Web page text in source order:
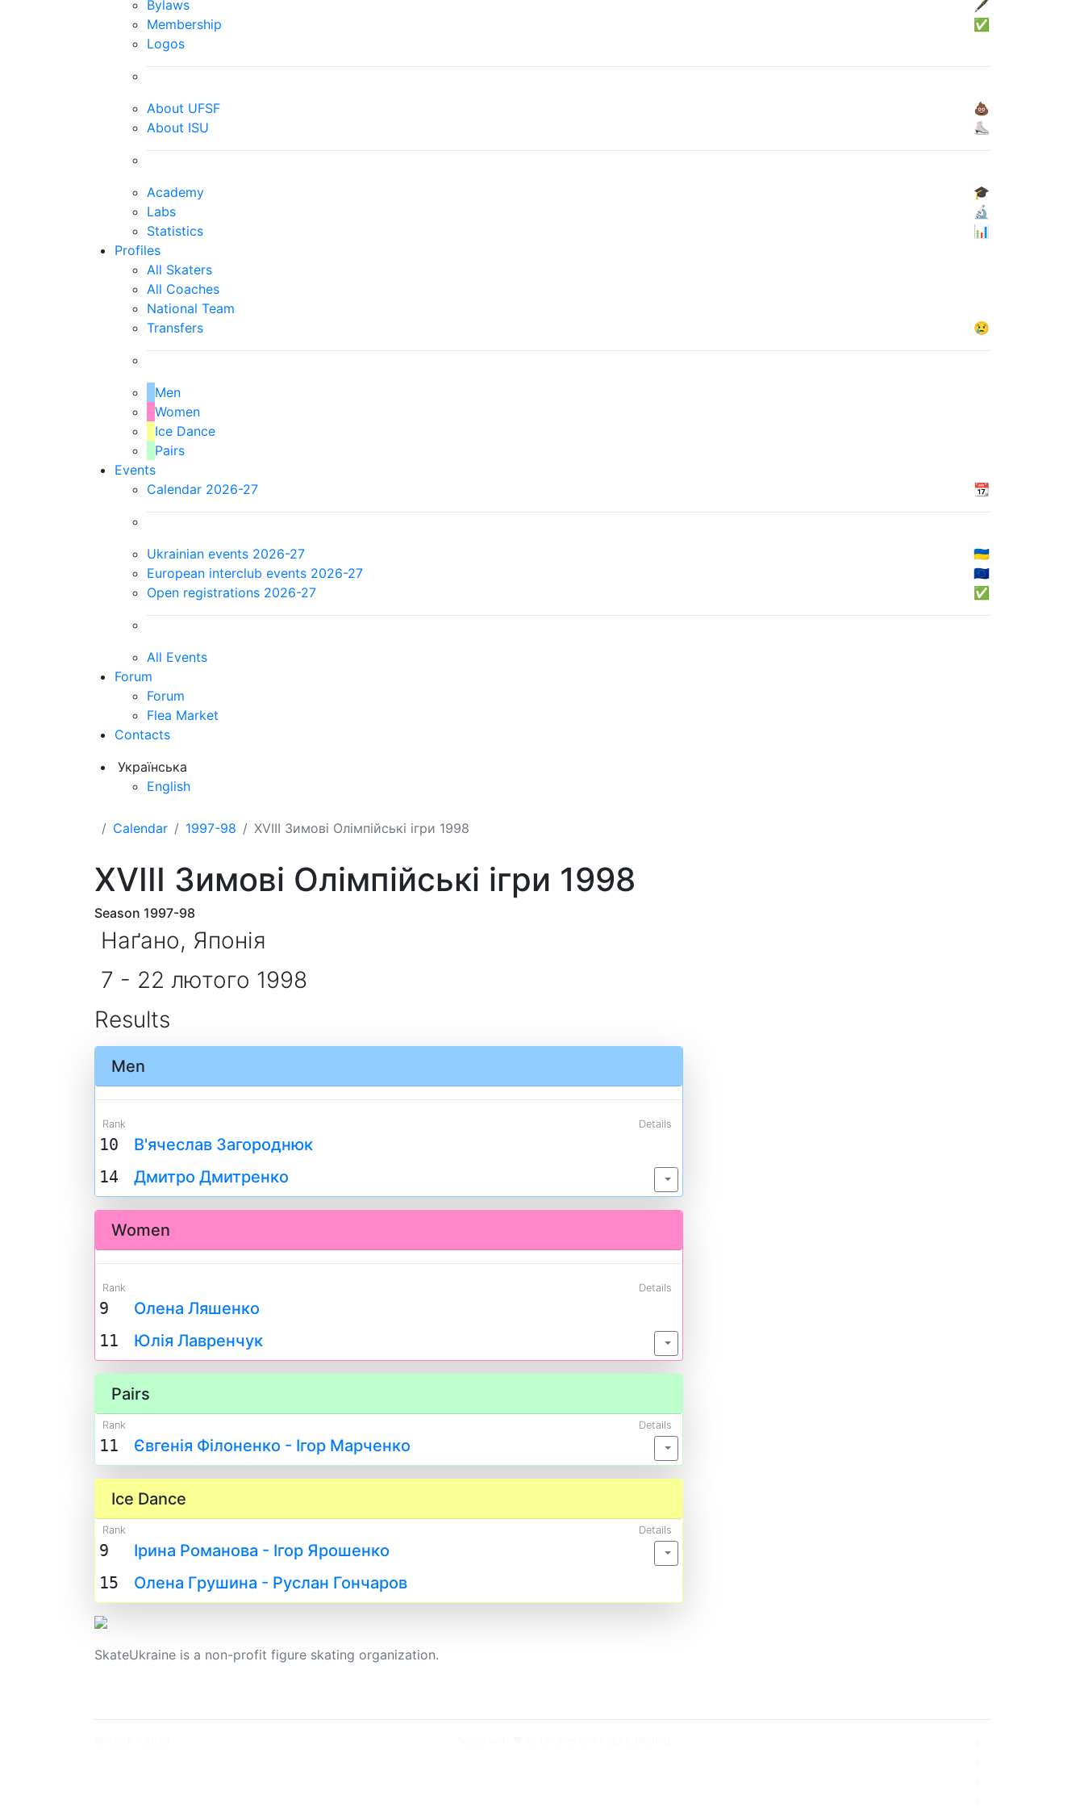
Bylaws
🖋
Membership
✅
Logos
About UFSF
💩
About ISU
⛸
Academy
🎓
Labs
🔬
Statistics
📊
Profiles
All Skaters
All Coaches
National Team
Transfers
😢
Men
Women
Ice Dance
Pairs
Events
Calendar 2026-27
📆
Ukrainian events 2026-27
🇺🇦
European interclub events 2026-27
🇪🇺
Open registrations 2026-27
✅
All Events
Forum
Forum
Flea Market
Contacts
Українська
English
Calendar 1997-98 XVIII Зимові Олімпійські ігри 1998
XVIII Зимові Олімпійські ігри 1998
Season 1997-98
Наґано, Японія
7 - 22 лютого 1998
Results
Men
Rank Details
10
В'ячеслав Загороднюк
14
Дмитро Дмитренко
Women
Rank Details
9
Олена Ляшенко
11
Юлія Лавренчук
Pairs
Rank Details
11 Євгенія Філоненко - Ігор Марченко
Ice Dance
Rank Details
9
Ірина Романова - Ігор Ярошенко
15
Олена Грушина - Руслан Гончаров
SkateUkraine is a non-profit figure skating organization.